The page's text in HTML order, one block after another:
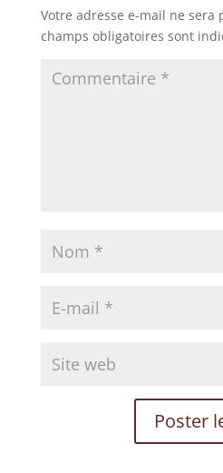
Votre adresse e-mail ne sera
champs obligatoires sont
Éveillez Votre
inspirations pour
VOTRE EMAIL